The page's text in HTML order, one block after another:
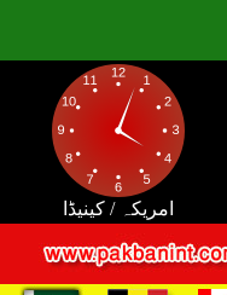
امریکہ / کینیڈا